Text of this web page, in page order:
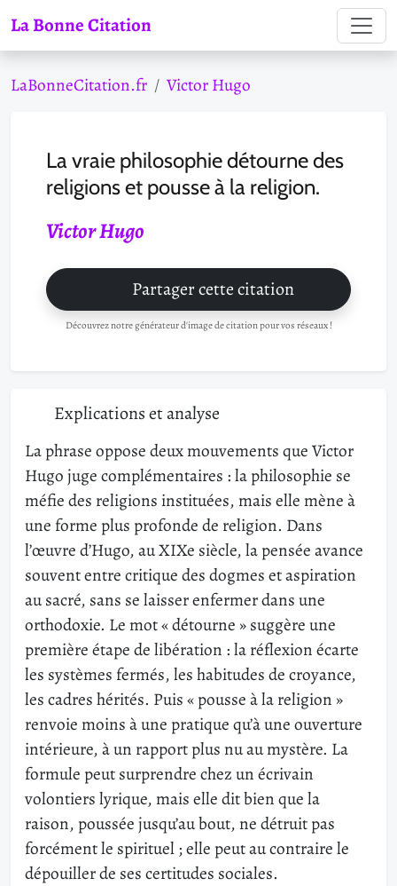
La Bonne Citation
LaBonneCitation.fr Victor Hugo
La vraie philosophie détourne des
religions et pousse à la religion.
Victor Hugo
Partager cette citation
Découvrez notre générateur d'image de citation pour vos réseaux !
Explications et analyse
La phrase oppose deux mouvements que Victor
Hugo juge complémentaires : la philosophie se
méfie des religions instituées, mais elle mène à
une forme plus profonde de religion. Dans
l’œuvre d’Hugo, au XIXe siècle, la pensée avance
souvent entre critique des dogmes et aspiration
au sacré, sans se laisser enfermer dans une
orthodoxie. Le mot « détourne » suggère une
première étape de libération : la réflexion écarte
les systèmes fermés, les habitudes de croyance,
les cadres hérités. Puis « pousse à la religion »
renvoie moins à une pratique qu’à une ouverture
intérieure, à un rapport plus nu au mystère. La
formule peut surprendre chez un écrivain
volontiers lyrique, mais elle dit bien que la
raison, poussée jusqu’au bout, ne détruit pas
forcément le spirituel ; elle peut au contraire le
dépouiller de ses certitudes sociales.